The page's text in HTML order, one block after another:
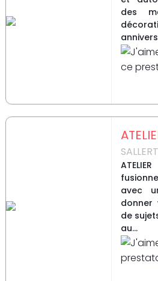
des
ce
avec
donner
de
au...